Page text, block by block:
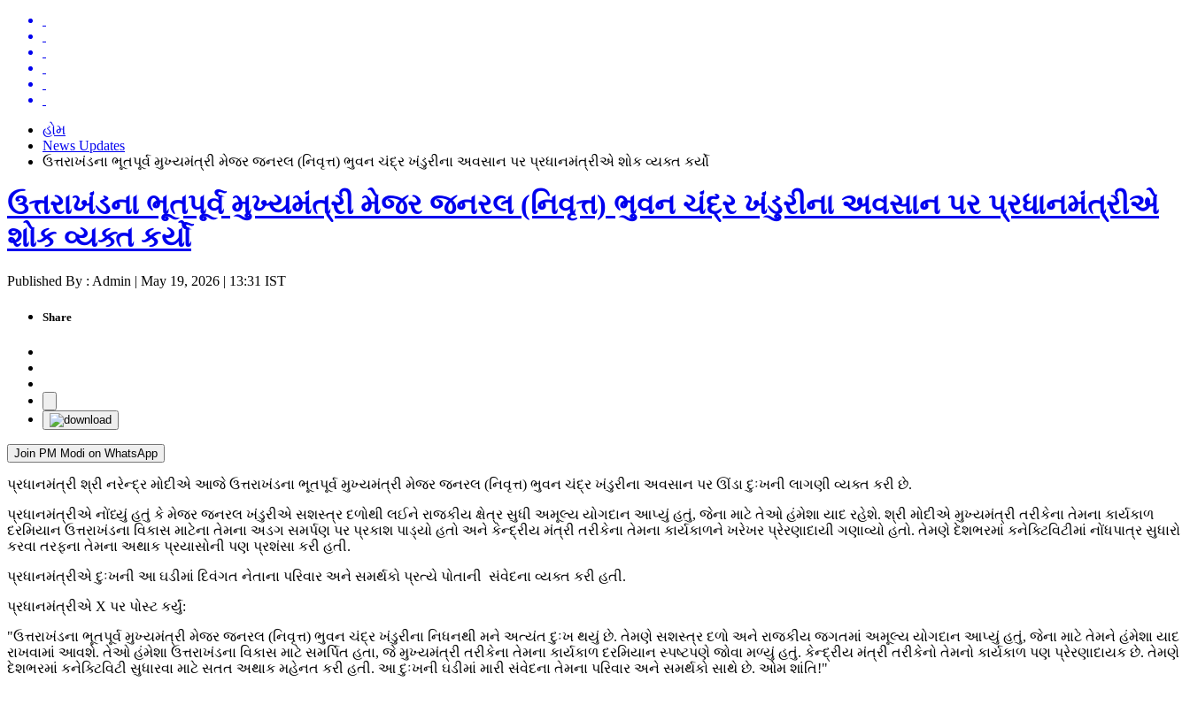
હોમ
News Updates
ઉત્તરાખંડના ભૂતપૂર્વ મુખ્યમંત્રી મેજર જનરલ (નિવૃત્ત) ભુવન ચંદ્ર ખંડુરીના અવસાન પર પ્રધાનમંત્રીએ શોક વ્યક્ત કર્યો
ઉત્તરાખંડના ભૂતપૂર્વ મુખ્યમંત્રી મેજર જનરલ (નિવૃત્ત) ભુવન ચંદ્ર ખંડુરીના અવસાન પર પ્રધાનમંત્રીએ
શોક વ્યક્ત કર્યો
Published By : Admin | May 19, 2026 | 13:31 IST
Share
Join PM Modi on WhatsApp
પ્રધાનમંત્રી શ્રી નરેન્દ્ર મોદીએ આજે ઉત્તરાખંડના ભૂતપૂર્વ મુખ્યમંત્રી મેજર જનરલ (નિવૃત્ત) ભુવન ચંદ્ર ખંડુરીના અવસાન પર ઊંડા દુઃખની લાગણી વ્યક્ત કરી છે.
પ્રધાનમંત્રીએ નોંધ્યું હતું કે મેજર જનરલ ખંડુરીએ સશસ્ત્ર દળોથી લઈને રાજકીય ક્ષેત્ર સુધી અમૂલ્ય યોગદાન આપ્યું હતું, જેના માટે તેઓ હંમેશા યાદ રહેશે. શ્રી મોદીએ મુખ્યમંત્રી તરીકેના તેમના કાર્યકાળ
દરમિયાન ઉત્તરાખંડના વિકાસ માટેના તેમના અડગ સમર્પણ પર પ્રકાશ પાડ્યો હતો અને કેન્દ્રીય મંત્રી તરીકેના તેમના કાર્યકાળને ખરેખર પ્રેરણાદાયી ગણાવ્યો હતો. તેમણે દેશભરમાં કનેક્ટિવિટીમાં નોંધપાત્ર સુધારો
કરવા તરફના તેમના અથાક પ્રયાસોની પણ પ્રશંસા કરી હતી.
પ્રધાનમંત્રીએ દુઃખની આ ઘડીમાં દિવંગત નેતાના પરિવાર અને સમર્થકો પ્રત્યે પોતાની સંવેદના વ્યક્ત કરી હતી.
પ્રધાનમંત્રીએ X પર પોસ્ટ કર્યું:
"ઉત્તરાખંડના ભૂતપૂર્વ મુખ્યમંત્રી મેજર જનરલ (નિવૃત્ત) ભુવન ચંદ્ર ખંડુરીના નિધનથી મને અત્યંત દુઃખ થયું છે. તેમણે સશસ્ત્ર દળો અને રાજકીય જગતમાં અમૂલ્ય યોગદાન આપ્યું હતું, જેના માટે તેમને હંમેશા યાદ
રાખવામાં આવશે. તેઓ હંમેશા ઉત્તરાખંડના વિકાસ માટે સમર્પિત હતા, જે મુખ્યમંત્રી તરીકેના તેમના કાર્યકાળ દરમિયાન સ્પષ્ટપણે જોવા મળ્યું હતું. કેન્દ્રીય મંત્રી તરીકેનો તેમનો કાર્યકાળ પણ પ્રેરણાદાયક છે. તેમણે
દેશભરમાં કનેક્ટિવિટી સુધારવા માટે સતત અથાક મહેનત કરી હતી. આ દુઃખની ઘડીમાં મારી સંવેદના તેમના પરિવાર અને સમર્થકો સાથે છે. ઓમ શાંતિ!"